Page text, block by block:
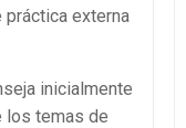
externa
inicialmente
los temas de